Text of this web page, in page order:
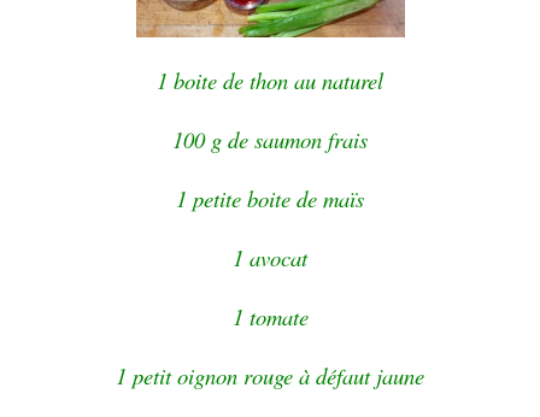
1 boite de thon au naturel
100 g de saumon frais
1 petite boite de maïs
1 avocat
1 tomate
1 petit oignon rouge à défaut jaune